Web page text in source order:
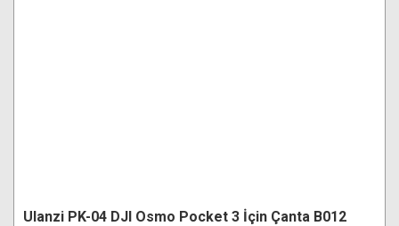
Ulanzi PK-04 DJI Osmo Pocket 3 İçin Çanta B012